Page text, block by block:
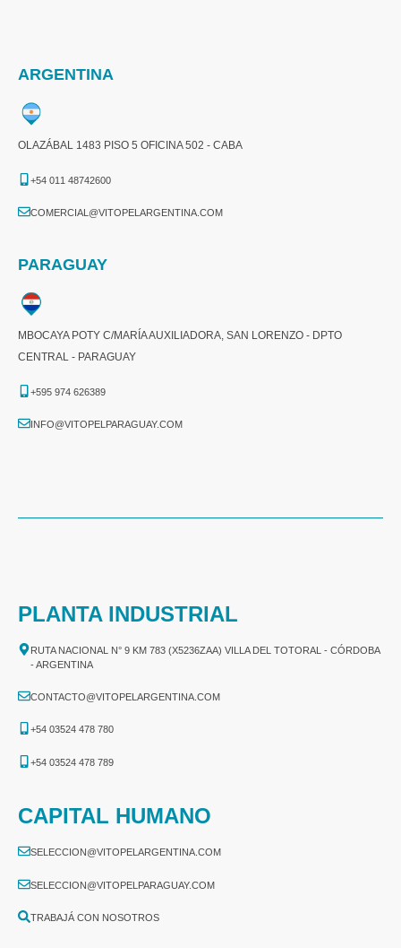
ARGENTINA
OLAZÁBAL 1483 PISO 5 OFICINA 502 - CABA
+54 011 48742600​
COMERCIAL@VITOPELARGENTINA.COM​
PARAGUAY
MBOCAYA POTY C/MARÍA AUXILIADORA, SAN LORENZO - DPTO
CENTRAL - PARAGUAY
+595 974 626389
INFO@VITOPELPARAGUAY.COM
PLANTA INDUSTRIAL
RUTA NACIONAL N° 9 KM 783 (X5236ZAA) VILLA DEL TOTORAL - CÓRDOBA
- ARGENTINA
CONTACTO@VITOPELARGENTINA.COM
+54 03524 478 780​
+54 03524 478 789​
CAPITAL HUMANO
SELECCION@VITOPELARGENTINA.COM
SELECCION@VITOPELPARAGUAY.COM
TRABAJÁ CON NOSOTROS